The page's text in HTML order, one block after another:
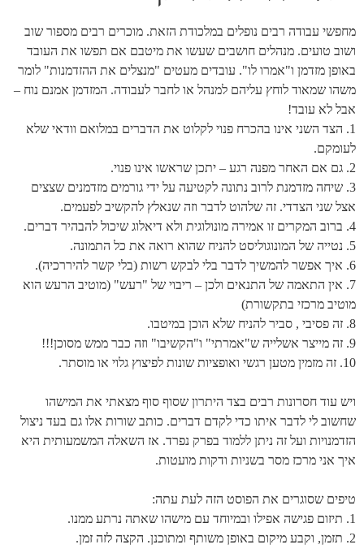
מחפשי עבודה רבים נופלים במלכודת הזאת. מוכרים רבים מספור שוב
ושוב טועים. מנהלים חושבים שעשו את מיטבם אם תפשו את העובד
באופן מזדמן ו"אמרו לו". עובדים מעטים "מנצלים את ההזדמנות" לומר
משהו שמאוד לוחץ עליהם למנהל או לחבר לעבודה. המזדמן אמנם נוח –
אבל לא עובד!
1. הצד השני אינו בהכרח פנוי לקלוט את הדברים במלואם וודאי שלא
לעומקם.
2. גם אם האחר מפנה רגע – יתכן שראשו אינו פנוי.
3. שיחה מזדמנת לרוב נתונה לקטיעה על ידי גורמים מזדמנים שצצים
אצל שני הצדדי. זה שלהוט לדבר וזה שנאלץ להקשיב לפעמים.
4. ברוב המקרים זו אמירה מונולוגית ולא דיאלוג שיכול להבהיר דברים.
5. נטייה של המונוגוליסט להניח שהוא רואה את כל התמונה.
6. איך אפשר להמשיך לדבר בלי לבקש רשות (בלי קשר להיררכיה).
7. אין התאמה של התנאים ולכן – ריבוי של "רעש" (מוטיב הרעש הוא
מוטיב מרכזי בתקשורת)
8. זה פסיבי , סביר להניח שלא הוכן במיטבו.
9. זה מייצר אשלייה ש"אמרתי" ו"הקשיבו" וזה כבר ממש מסוכן!!!
10. זה מזמין מטען רגשי ואופציות שונות לפיצוץ גלוי או מוסתר.
ויש עוד חסרונות רבים בצד היתרון שסוף סוף מצאתי את המישהו
שחשוב לי לדבר איתו כדי לקדם דברים. כותב שורות אלו גם בעד ניצול
הזדמנויות ועל זה ניתן ללמוד בפרק נפרד. אז השאלה המשמעותית היא
איך אני מרכז מסר בשניות ודקות מועטות.
טיפים שסוגרים את הפוסט הזה לעת עתה:
1. תיזום פגישה אפילו ובמיוחד עם מישהו שאתה נרתע ממנו.
2. תזמן, וקבע מיקום באופן משותף ומתוכנן. הקצה לזה זמן.